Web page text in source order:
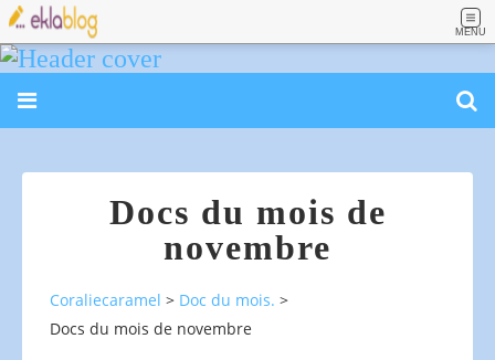
MENU
Docs du mois de
novembre
Coraliecaramel > Doc du mois. >
Docs du mois de novembre